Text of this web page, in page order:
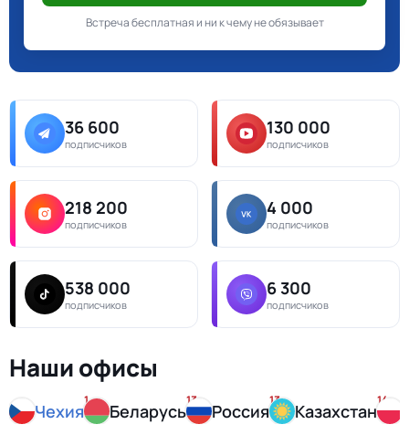
Встреча бесплатная и ни к чему не обязывает
36 600
подписчиков
130 000
подписчиков
218 200
подписчиков
4 000
подписчиков
538 000
подписчиков
6 300
подписчиков
Наши офисы
Чехия
1
Беларусь
13
Россия
13
Казахстан
14